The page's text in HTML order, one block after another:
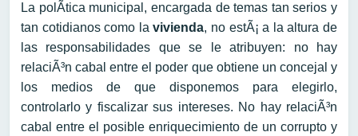
La polÃ­tica municipal, encargada de temas tan serios y
tan cotidianos como lavivienda, no estÃ¡ a la altura de
las responsabilidades que se le atribuyen: no hay
relaciÃ³n cabal entre el poder que obtiene un concejal y
los medios de que disponemos para elegirlo,
controlarlo y fiscalizar sus intereses. No hay relaciÃ³n
cabal entre el posible enriquecimiento de un corrupto y